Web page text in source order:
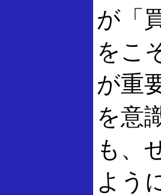
が「
をこ
が重
を意
も、
よう